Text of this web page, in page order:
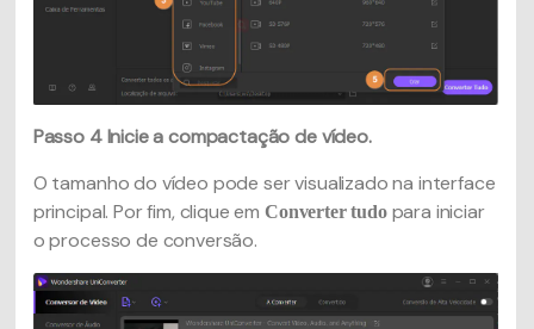
Passo 4Inicie a compactação de vídeo.
O tamanho do vídeo pode ser visualizado na interface
principal. Por fim, clique em Converter tudopara iniciar
o processo de conversão.